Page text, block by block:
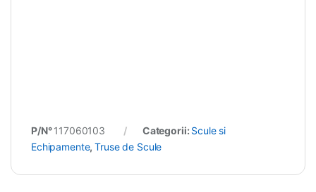
P/N°117060103 Categorii: Scule si
Echipamente,Truse de Scule